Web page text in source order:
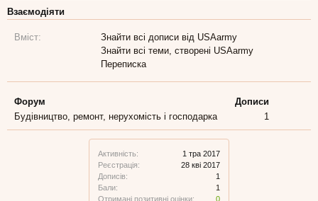
Активність:
1 тра 2017
Реєстрація:
28 кві 2017
Дописів:
1
Бали:
1
Отримані позитивні оцінки:
0
Взаємодіяти
Вміст:
Знайти всі дописи від USAarmy
Знайти всі теми, створені USAarmy
Переписка
Форум
Дописи
Будівництво, ремонт, нерухомість і господарка
1